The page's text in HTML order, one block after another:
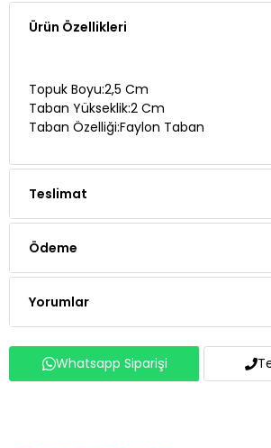
Taban Yükseklik:2 Cm
Taban Özelliği:Faylon Taban
Teslimat
Ödeme
Yorumlar